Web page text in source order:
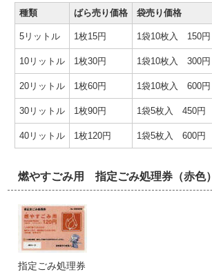
種類 ばら売り価格 袋売り価格
5リットル 1枚15円 1袋10枚入 150円
10リットル 1枚30円 1袋10枚入 300円
20リットル 1枚60円 1袋10枚入 600円
30リットル 1枚90円 1袋5枚入 450円
40リットル 1枚120円 1袋5枚入 600円
燃やすごみ用 指定ごみ処理券（赤色）
指定ごみ処理券